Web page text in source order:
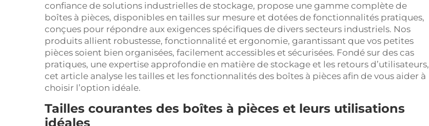
confiance de solutions industrielles de stockage, propose une gamme complète de
boîtes à pièces, disponibles en tailles sur mesure et dotées de fonctionnalités pratiques,
conçues pour répondre aux exigences spécifiques de divers secteurs industriels. Nos
produits allient robustesse, fonctionnalité et ergonomie, garantissant que vos petites
pièces soient bien organisées, facilement accessibles et sécurisées. Fondé sur des cas
pratiques, une expertise approfondie en matière de stockage et les retours d’utilisateurs,
cet article analyse les tailles et les fonctionnalités des boîtes à pièces afin de vous aider à
choisir l’option idéale.
Tailles courantes des boîtes à pièces et leurs utilisations
idéales